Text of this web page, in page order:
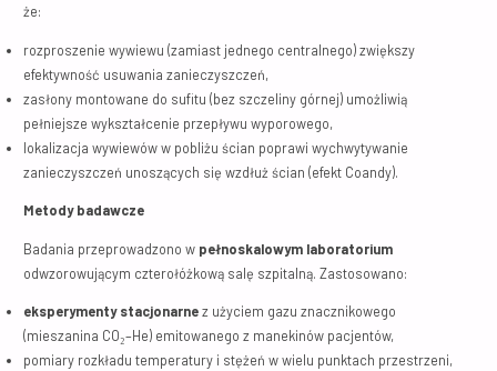
że:
rozproszenie wywiewu (zamiast jednego centralnego) zwiększy
efektywność usuwania zanieczyszczeń,
zasłony montowane do sufitu (bez szczeliny górnej) umożliwią
pełniejsze wykształcenie przepływu wyporowego,
lokalizacja wywiewów w pobliżu ścian poprawi wychwytywanie
zanieczyszczeń unoszących się wzdłuż ścian (efekt Coandy).
Metody badawcze
Badania przeprowadzono w pełnoskalowym laboratorium
odwzorowującym czterołóżkową salę szpitalną. Zastosowano:
eksperymenty stacjonarnez użyciem gazu znacznikowego
(mieszanina CO₂–He) emitowanego z manekinów pacjentów,
pomiary rozkładu temperatury i stężeń w wielu punktach przestrzeni,